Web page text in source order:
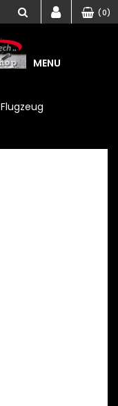
(0)
MENU
Flugzeug